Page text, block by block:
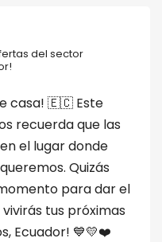
del sector